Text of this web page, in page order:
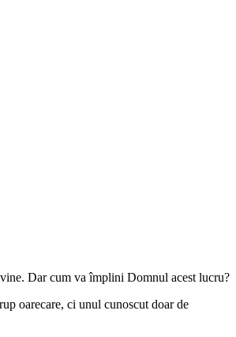
Dar cum va împlini Domnul acest lucru?
oarecare, ci unul cunoscut doar de